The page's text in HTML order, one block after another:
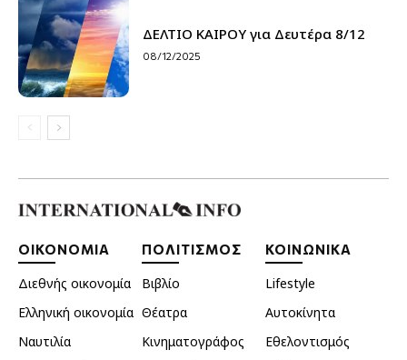
ΔΕΛΤΙΟ ΚΑΙΡΟΥ για Δευτέρα 8/12
08/12/2025
ΟΙΚΟΝΟΜΙΑ
Διεθνής οικονομία
Ελληνική οικονομία
Ναυτιλία
ΠΟΛΙΤΙΣΜΟΣ
Βιβλίο
Θέατρα
Κινηματογράφος
ΚΟΙΝΩΝΙΚΑ
Lifestyle
Αυτοκίνητα
Εθελοντισμός